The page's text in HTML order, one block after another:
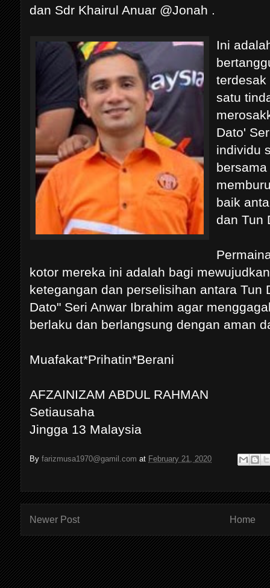
dan Sdr Khairul Anuar @Jonah .
Ini
satu
Dato'
individu
baik
dan Tun
kotor mereka ini adalah bagi
ketegangan dan perselisihan antara Tun
Dato" Seri Anwar Ibrahim agar
berlaku dan berlangsung dengan aman
Muafakat*Prihatin*Berani
AFZAINIZAM ABDUL RAHMAN
Setiausaha
Jingga 13 Malaysia
Byfarizmusa1970@gamil.com at February 21, 2020
Newer Post Home